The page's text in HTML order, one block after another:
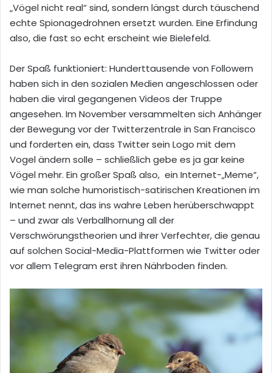
„Vögel nicht real“ sind, sondern längst durch täuschend
echte Spionagedrohnen ersetzt wurden. Eine Erfindung
also, die fast so echt erscheint wie Bielefeld.
Der Spaß funktioniert: Hunderttausende von Followern
haben sich in den sozialen Medien angeschlossen oder
haben die viral gegangenen Videos der Truppe
angesehen. Im November versammelten sich Anhänger
der Bewegung vor der Twitterzentrale in San Francisco
und forderten ein, dass Twitter sein Logo mit dem
Vogel ändern solle – schließlich gebe es ja gar keine
Vögel mehr. Ein großer Spaß also, ein Internet-„Meme“,
wie man solche humoristisch-satirischen Kreationen im
Internet nennt, das ins wahre Leben herüberschwappt
– und zwar als Verballhornung all der
Verschwörungstheorien und ihrer Verfechter, die genau
auf solchen Social-Media-Plattformen wie Twitter oder
vor allem Telegram erst ihren Nährboden finden.